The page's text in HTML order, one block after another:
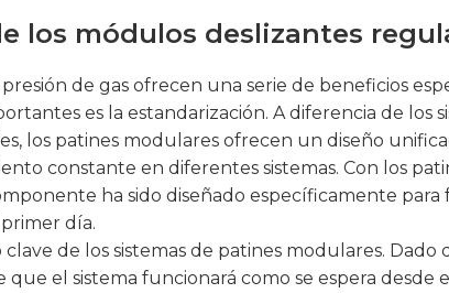
los módulos deslizantes
de gas ofrecen una serie de beneficios
es la estandarización. A diferencia de
los patines modulares ofrecen un diseño
constante en diferentes sistemas. Con los
ha sido diseñado específicamente
día.
de los sistemas de patines modulares.
que el sistema funcionará como se espera